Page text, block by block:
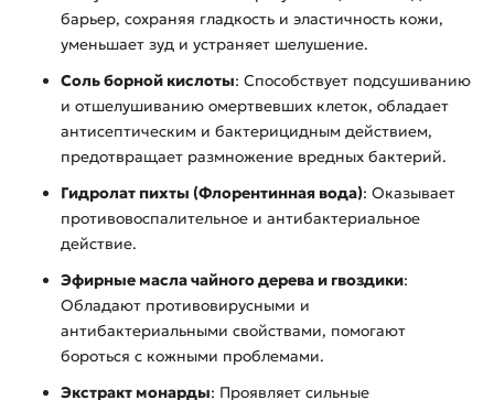
барьер, сохраняя гладкость и эластичность кожи,
уменьшает зуд и устраняет шелушение.
Соль борной кислоты: Способствует подсушиванию
и отшелушиванию омертвевших клеток, обладает
антисептическим и бактерицидным действием,
предотвращает размножение вредных бактерий.
Гидролат пихты (Флорентинная вода): Оказывает
противовоспалительное и антибактериальное
действие.
Эфирные масла чайного дерева и гвоздики:
Обладают противовирусными и
антибактериальными свойствами, помогают
бороться с кожными проблемами.
Экстракт монарды: Проявляет сильные